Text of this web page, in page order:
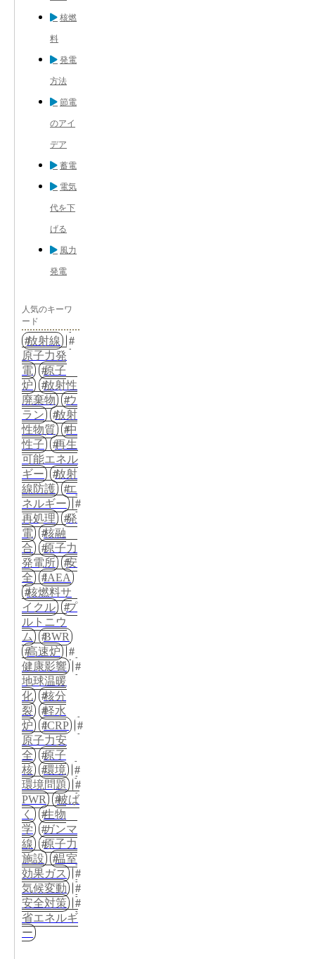
核燃
料
発電
方法
節電
のアイ
デア
蓄電
電気
代を下
げる
風力
発電
人気のキーワ
ード
放射線
原子力発
電
原子
炉
放射性
廃棄物
ウ
ラン
放射
性物質
中
性子
再生
可能エネル
ギー
放射
線防護
エ
ネルギー
再処理
発
電
核融
合
原子力
発電所
安
全
IAEA
核燃料サ
イクル
プ
ルトニウ
ム
BWR
高速炉
健康影響
地球温暖
化
核分
裂
軽水
炉
ICRP
原子力安
全
原子
核
環境
環境問題
PWR
被ば
く
生物
学
ガンマ
線
原子力
施設
温室
効果ガス
気候変動
安全対策
省エネルギ
ー